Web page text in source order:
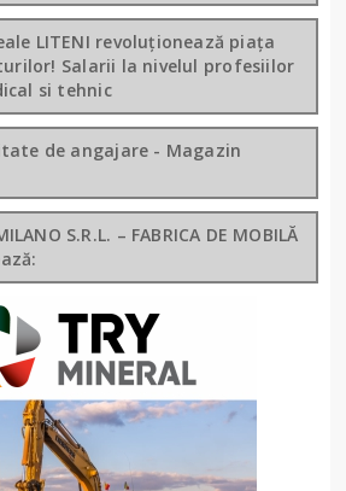
LITENI revoluționează piața
Salarii la nivelul profesiilor
si tehnic
de angajare - Magazin
S.R.L. – FABRICA DE MOBILĂ